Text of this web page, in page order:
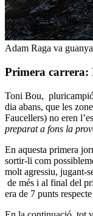
Adam Raga va
Primera carrera:
Toni Bou, pluricampió
dia abans, que les
Faucellers) no eren
preparat a fons la
En aquesta primera
sortir-li com
molt agressiu, jugant-
de més i al final del
era de 7 punts